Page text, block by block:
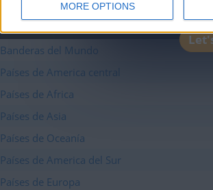
MORE OPTIONS
Nombre
Banderas del Mundo
Países de America central
Países de Africa
Países de Asia
Países de Oceanía
Países de America del Sur
Países de Europa